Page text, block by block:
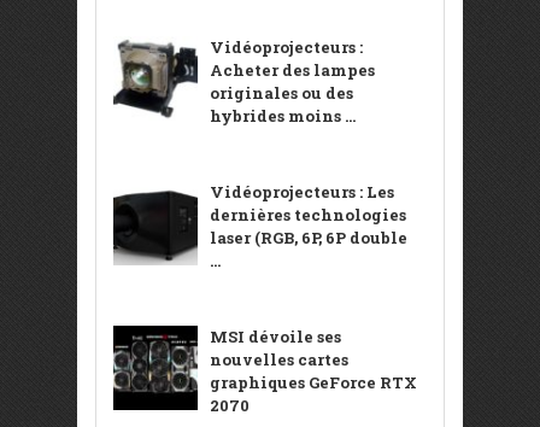
Vidéoprojecteurs :
Acheter des lampes
originales ou des
hybrides moins ...
Vidéoprojecteurs : Les
dernières technologies
laser (RGB, 6P, 6P double
...
MSI dévoile ses
nouvelles cartes
graphiques GeForce RTX
2070